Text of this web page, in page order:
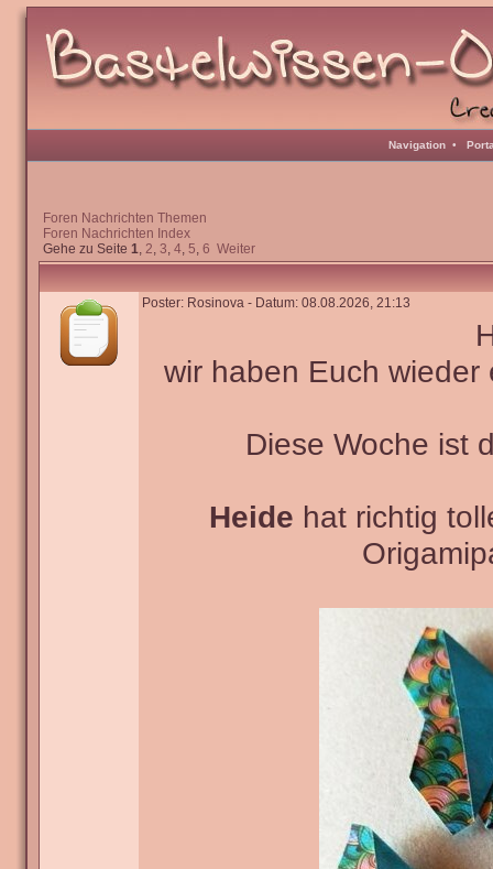
Navigation •
Foren Nachrichten Themen
Foren Nachrichten Index
Gehe zu Seite 1, 2, 3, 4, 5, 6 Weiter
Poster: Rosinova - Datum: 08.08.2026, 21:13
wir haben Euch
Diese Woche ist
Heide hat richtig